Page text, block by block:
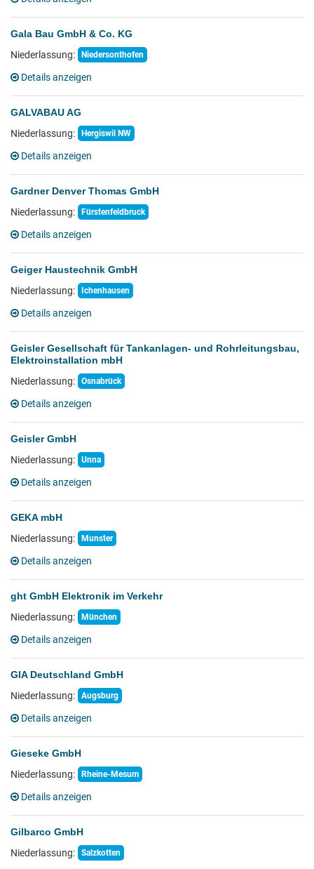
Gala Bau GmbH & Co. KG
Niederlassung:
Niedersonthofen
Details anzeigen
GALVABAU AG
Niederlassung:
Hergiswil NW
Details anzeigen
Gardner Denver Thomas GmbH
Niederlassung:
Fürstenfeldbruck
Details anzeigen
Geiger Haustechnik GmbH
Niederlassung:
Ichenhausen
Details anzeigen
Geisler Gesellschaft für Tankanlagen- und Rohrleitungsbau,
Elektroinstallation mbH
Niederlassung:
Osnabrück
Details anzeigen
Geisler GmbH
Niederlassung:
Unna
Details anzeigen
GEKA mbH
Niederlassung:
Munster
Details anzeigen
ght GmbH Elektronik im Verkehr
Niederlassung:
München
Details anzeigen
GIA Deutschland GmbH
Niederlassung:
Augsburg
Details anzeigen
Gieseke GmbH
Niederlassung:
Rheine-Mesum
Details anzeigen
Gilbarco GmbH
Niederlassung:
Salzkotten